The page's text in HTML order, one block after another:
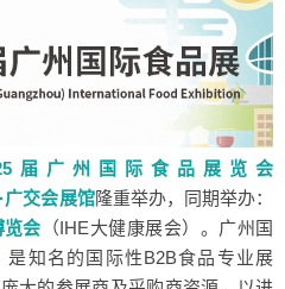
届广州国际食品展览会
广交会展馆隆重举办，同期举办：
览会 （IHE大健康展会） 。广州国
是知名的国际性B2B食品专业展